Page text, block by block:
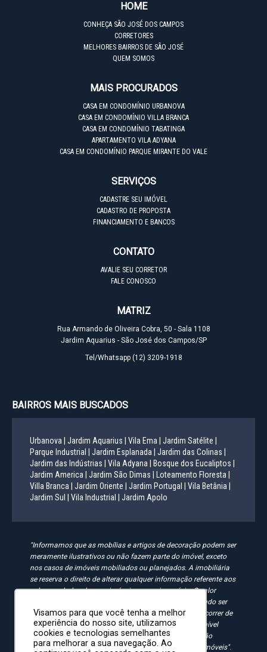
HOME
CONHEÇA SÃO JOSÉ DOS CAMPOS
CORRETORES
MELHORES BAIRROS DE SÃO JOSÉ
QUEM SOMOS
MAIS PROCURADOS
CASA EM CONDOMÍNIO URBANOVA
CASA EM CONDOMÍNIO VILLA BRANCA
CASA EM CONDOMÍNIO TABATINGA
APARTAMENTO VILA ADYANA
CASA EM CONDOMÍNIO PARQUE MIRANTE DO VALE
SERVIÇOS
CADASTRE SEU IMÓVEL
CADASTRO DE PROPOSTA
FINANCIAMENTO E BANCOS
CONTATO
AVALIE SEU CORRETOR
FALE CONOSCO
MATRIZ
Rua Armando de Oliveira Cobra, 50 - Sala 1108
Jardim Aquarius - São José dos Campos/SP
Tel/Whatsapp (12) 3209-1918
BAIRROS MAIS BUSCADOS
Urbanova | Jardim Aquarius | Vila Ema |
Jardim Satélite |
Parque Industrial |
Jardim Esplanada |
Jardim das Colinas |
Jardim das Indústrias |
Vila Adyana |
Bosque dos Eucaliptos |
Jardim America |
Jardim São Dimas |
Loteamento Floresta |
Villa Branca |
Jardim Oriente | Jardim Portugal |
Vila Betânia |
Jardim Sul |
Vila Industrial | Jardim Apolo
"Informamos que as mobílias e artigos de decoração podem ser
meramente ilustrativos ou não fazem parte do imóvel, exceto
nos casos de imóveis mobiliados ou planejados. A imobiliária
se reserva o direito de alterar qualquer informação referente aos
valores e dados de seus imóveis sem aviso prévio. O valor
anunciado do condomínio e IPTU é aproximado, podendo ser
maior, menor ou mesmo passível de alteração. Pode ocorrer de
algum imóvel anunciado no site não estar mais disponível
devido à rotatividade. As solicitações feitas pelo site não
implicam em reserva, compra ou venda de quaisquer imóveis".
Visamos para que você tenha a melhor
experiência do nosso site, utilizamos
cookies e tecnologias semelhantes
para melhorar a sua navegação. Ao